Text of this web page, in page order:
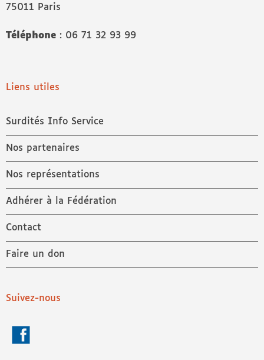
75011 Paris
Téléphone : 06 71 32 93 99
Liens utiles
Surdités Info Service
Nos partenaires
Nos représentations
Adhérer à la Fédération
Contact
Faire un don
Suivez-nous